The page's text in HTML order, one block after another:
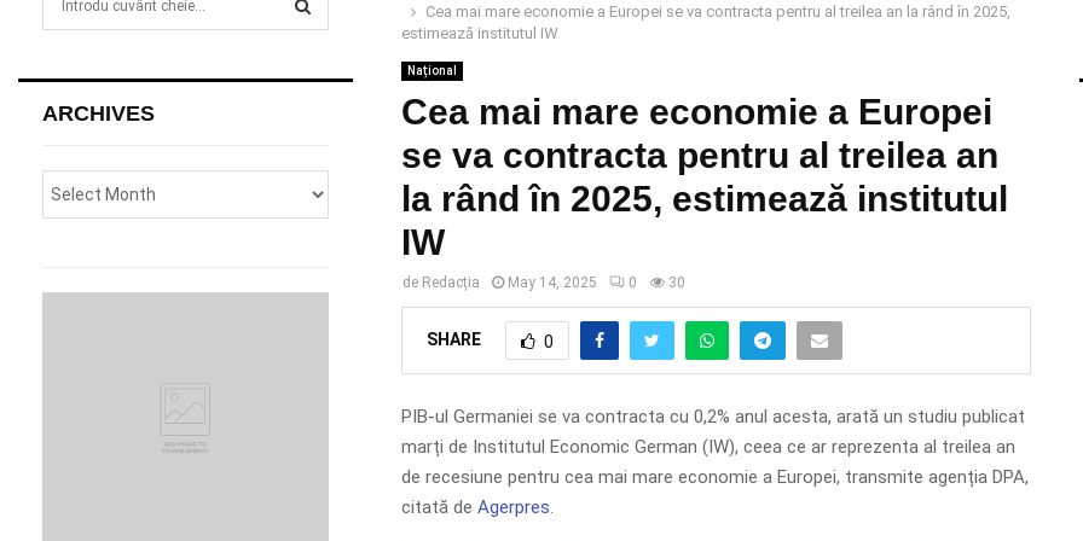
Cea mai mare economie a Europei se va contracta pentru al treilea an la rând în 2025,
estimează institutul IW
Național
Cea mai mare economie a Europei
se va contracta pentru al treilea an
la rând în 2025, estimează institutul
IW
de Redacția May 14, 2025 0 30
SHARE 0
PIB-ul Germaniei se va contracta cu 0,2% anul acesta, arată un studiu publicat
marți de Institutul Economic German (IW), ceea ce ar reprezenta al treilea an
de recesiune pentru cea mai mare economie a Europei, transmite agenția DPA,
citată de Agerpres
h
o
:
H
ARCHIVES